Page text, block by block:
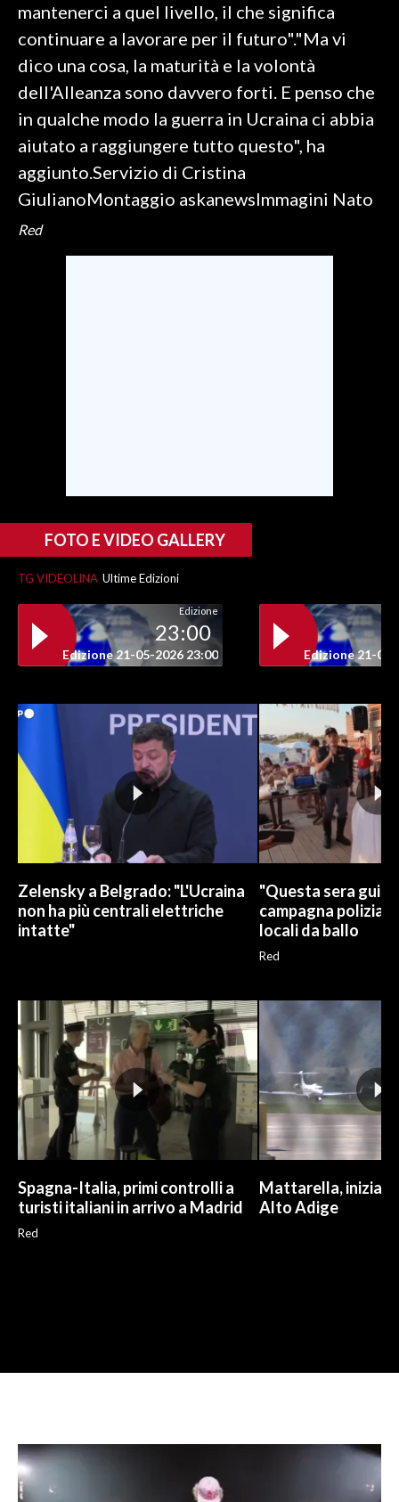
mantenerci a quel livello, il che significa
continuare a lavorare per il futuro"."Ma vi
dico una cosa, la maturità e la volontà
dell'Alleanza sono davvero forti. E penso che
in qualche modo la guerra in Ucraina ci abbia
aiutato a raggiungere tutto questo", ha
aggiunto.Servizio di Cristina
GiulianoMontaggio askanewsImmagini Nato
Red
FOTO E VIDEO GALLERY
TG VIDEOLINA Ultime Edizioni
Edizione
23:00
Edizione 21-05-2026 23:00 Edizione 21-05-
Zelensky a Belgrado: "L'Ucraina
non ha più centrali elettriche
intatte"
"Questa sera
campagna polizia
locali da ballo
Red
Spagna-Italia, primi controlli a
turisti italiani in arrivo a Madrid
Red
Mattarella, iniziate
Alto Adige